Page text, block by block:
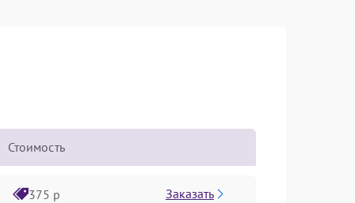
Стоимость
375 р Заказать